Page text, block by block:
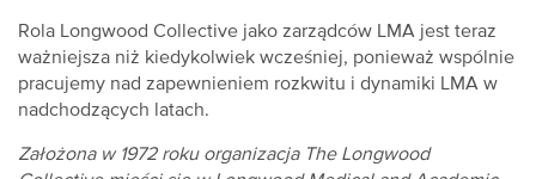
Rola Longwood Collective jako zarządców LMA jest teraz
ważniejsza niż kiedykolwiek wcześniej, ponieważ wspólnie
pracujemy nad zapewnieniem rozkwitu i dynamiki LMA w
nadchodzących latach.
Założona w 1972 roku organizacja The Longwood